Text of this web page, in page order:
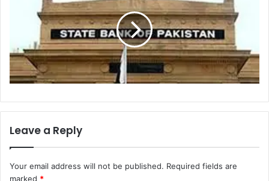
Leave a Reply
Your email address will not be published. Required fields are
marked *